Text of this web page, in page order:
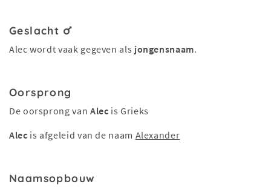
Geslacht
Alec wordt vaak gegeven als jongensnaam.
Oorsprong
De oorsprong van Alec is Grieks
Alec is afgeleid van de naam Alexander
Naamsopbouw